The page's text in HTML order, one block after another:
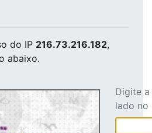
do IP 216.73.216.182,
abaixo.
Digite
lado no